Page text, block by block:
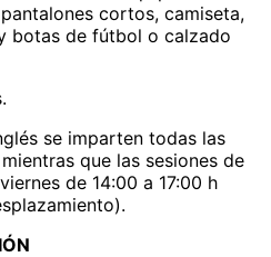
cortos, camiseta,
botas de fútbol o calzado
se imparten todas las
que las sesiones de
de 14:00 a 17:00 h